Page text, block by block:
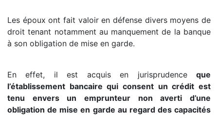
Les époux ont fait valoir en défense divers moyens de
droit tenant notamment au manquement de la banque
à son obligation de mise en garde.
En effet, il est acquis en jurisprudence que
l’établissement bancaire qui consent un crédit est
tenu envers un emprunteur non averti d’une
obligation de mise en garde au regard des capacités